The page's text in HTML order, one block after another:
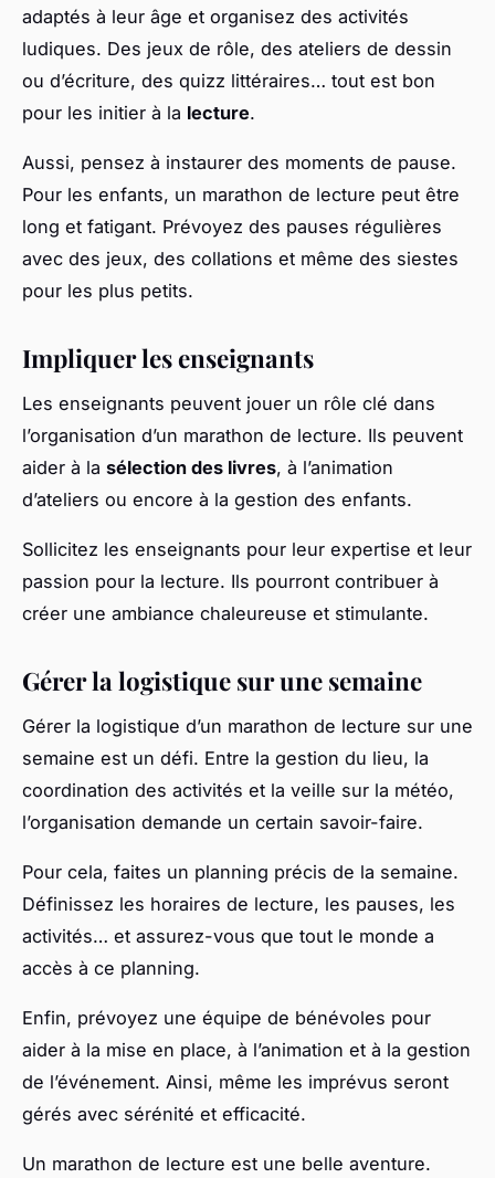
adaptés à leur âge et organisez des activités
ludiques. Des jeux de rôle, des ateliers de dessin
ou d’écriture, des quizz littéraires… tout est bon
pour les initier à la lecture.
Aussi, pensez à instaurer des moments de pause.
Pour les enfants, un marathon de lecture peut être
long et fatigant. Prévoyez des pauses régulières
avec des jeux, des collations et même des siestes
pour les plus petits.
Impliquer les enseignants
Les enseignants peuvent jouer un rôle clé dans
l’organisation d’un marathon de lecture. Ils peuvent
aider à la sélection des livres, à l’animation
d’ateliers ou encore à la gestion des enfants.
Sollicitez les enseignants pour leur expertise et leur
passion pour la lecture. Ils pourront contribuer à
créer une ambiance chaleureuse et stimulante.
Gérer la logistique sur une semaine
Gérer la logistique d’un marathon de lecture sur une
semaine est un défi. Entre la gestion du lieu, la
coordination des activités et la veille sur la météo,
l’organisation demande un certain savoir-faire.
Pour cela, faites un planning précis de la semaine.
Définissez les horaires de lecture, les pauses, les
activités… et assurez-vous que tout le monde a
accès à ce planning.
Enfin, prévoyez une équipe de bénévoles pour
aider à la mise en place, à l’animation et à la gestion
de l’événement. Ainsi, même les imprévus seront
gérés avec sérénité et efficacité.
Un marathon de lecture est une belle aventure.